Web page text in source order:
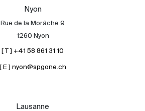
International
Vendre
Nyon
Rue de la Morâche 9
1260 Nyon
[ T ] +41 58 861 31 10
[ E ] nyon@spgone.ch
Lausanne